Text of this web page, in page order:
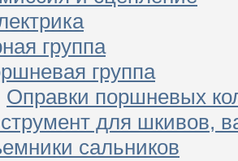
группа
группа
Оправки поршневых
для шкивов,
сальников